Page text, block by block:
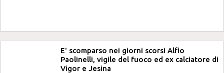
E' scomparso nei giorni scorsi Alfio
Paolinelli, vigile del fuoco ed ex calciatore di
Vigor e Jesina